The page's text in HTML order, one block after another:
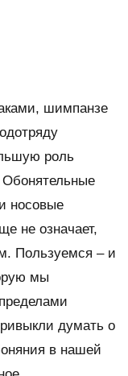
шимпанзе
роль
Обонятельные
носовые
не означает,
Пользуемся – и
мы
думать о
в нашей